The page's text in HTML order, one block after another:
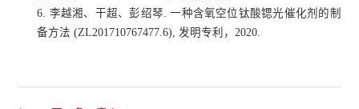
6. 李越湘、干超、彭绍琴. 一种含氧空位钛酸锶光催化剂的制
备方法 (ZL201710767477.6), 发明专利，2020.